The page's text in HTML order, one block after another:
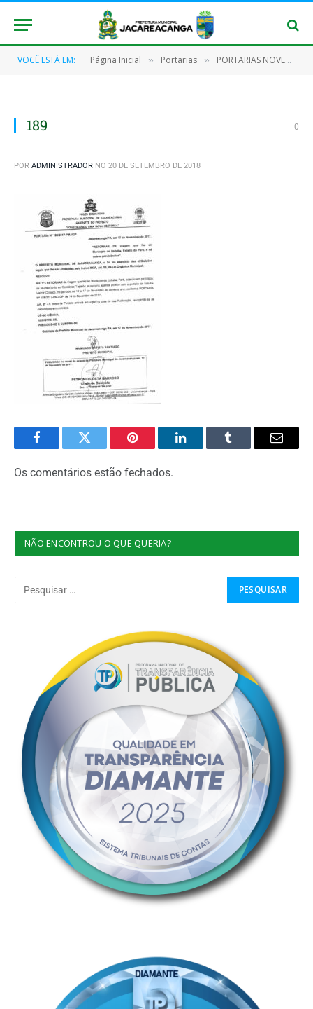
VOCÊ ESTÁ EM: Página Inicial » Portarias » PORTARIAS NOVEMBRO/2017
189 0
POR ADMINISTRADOR NO 20 DE SETEMBRO DE 2018
FacebookTwitter Pinterest O
Tumblr
E-
Os comentários estão fechados.
NÃO ENCONTROU O QUE QUERIA?